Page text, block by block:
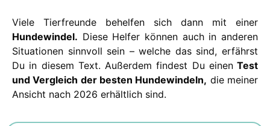
Viele Tierfreunde behelfen sich dann mit einer
Hundewindel. Diese Helfer können auch in anderen
Situationen sinnvoll sein – welche das sind, erfährst
Du in diesem Text. Außerdem findest Du einenTest
und Vergleich der besten Hundewindeln, die meiner
Ansicht nach 2026 erhältlich sind.